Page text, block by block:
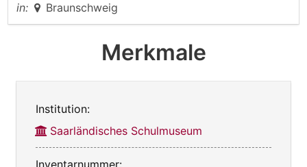
in:
Braunschweig
Merkmale
Institution:
Saarländisches Schulmuseum